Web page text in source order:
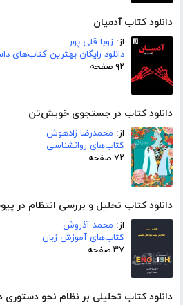
دانلود کتاب آدمیان
از: زویا قلی پور
دانلود رایگان بهترین کتاب‌های
۹۲ صفحه
دانلود کتاب در جستجوی خویش‌تن
از: محمدرضا زادهوش
کتاب‌های روانشناسی
۷۲ صفحه
دانلود کتاب تحلیل و بررسی انتظام در
از: محمد آذروش
کتاب‌های آموزش زبان
۳۷ صفحه
دانلود کتاب تحلیلی بر نظام نحو